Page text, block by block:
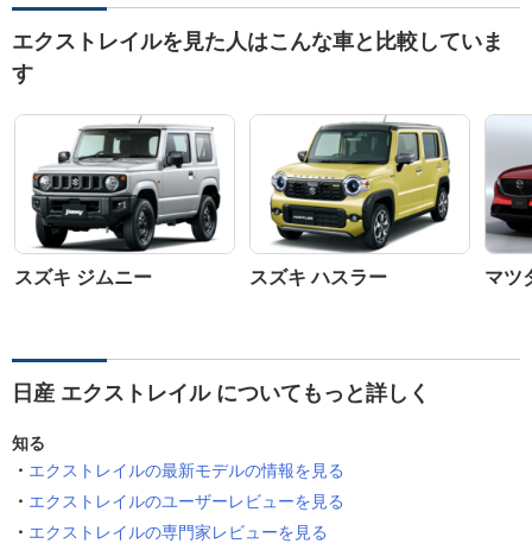
エクストレイルを見た人はこんな車と比較していま
す
スズキ ジムニー スズキ ハスラー マツ
日産 エクストレイル についてもっと詳しく
知る
エクストレイルの最新モデルの情報を見る
エクストレイルのユーザーレビューを見る
エクストレイルの専門家レビューを見る